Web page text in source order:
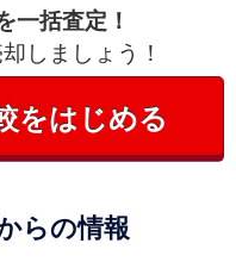
一括査定！
しましょう！
をはじめる
らの情報